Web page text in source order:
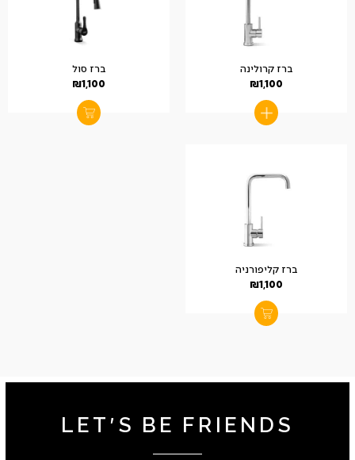
ברז קרולינה
₪1,100
ברז סול
₪1,100
ברז קליפורניה
₪1,100
LET'S BE FRIENDS